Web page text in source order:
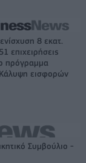
8 εκατ.
επιχειρήσεις
πρόγραμμα
εισφορών
Συμβούλιο -